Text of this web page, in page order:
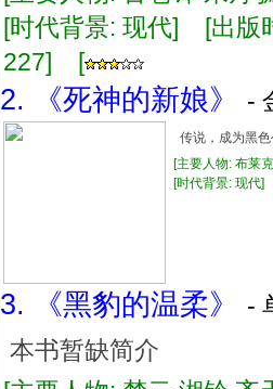
[时代背景: 现代] [出
227] [
2. 《死神的新娘》 -
传说，成为黑
[主要人物: 布莱
[时代背景: 现
3. 《黑豹的温柔》
-
本书暂缺简介